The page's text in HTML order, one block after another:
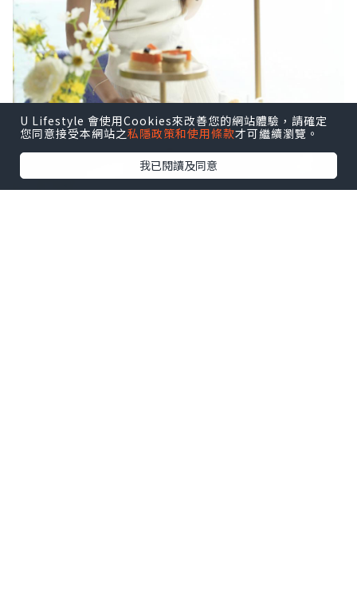
U Lifestyle 會使用Cookies來改善您的網站體驗，請確定
您同意接受本網站之私隱政策和使用條款才可繼續瀏覽。
我已閱讀及同意